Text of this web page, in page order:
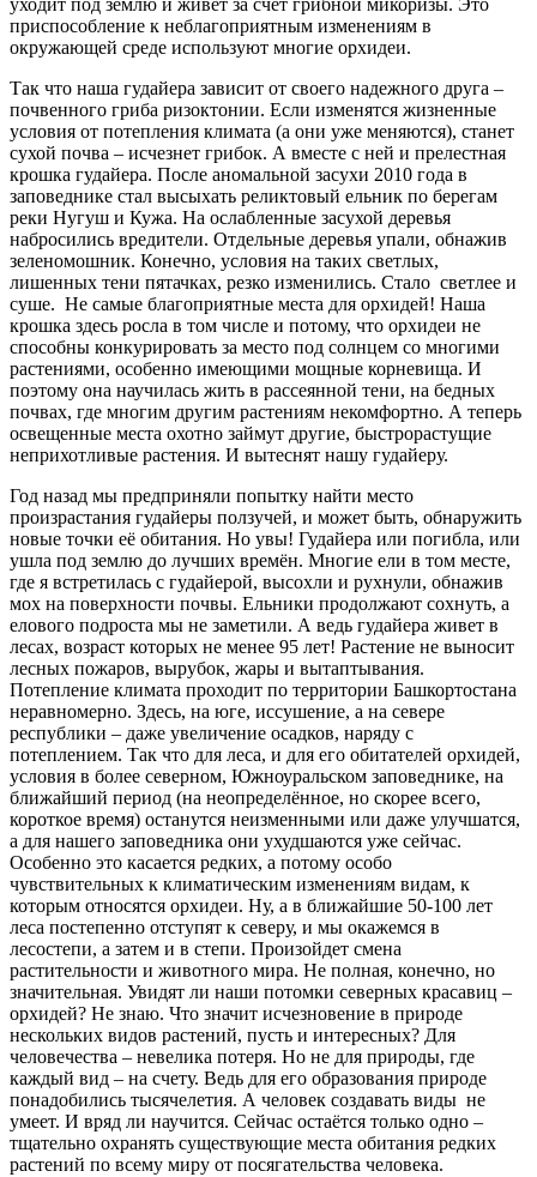
уходит под землю и живет за счёт грибной микоризы. Это
приспособление к неблагоприятным изменениям в
окружающей среде используют многие орхидеи.
Так что наша гудайера зависит от своего надежного друга –
почвенного гриба ризоктонии. Если изменятся жизненные
условия от потепления климата (а они уже меняются), станет
сухой почва – исчезнет грибок. А вместе с ней и прелестная
крошка гудайера. После аномальной засухи 2010 года в
заповеднике стал высыхать реликтовый ельник по берегам
реки Нугуш и Кужа. На ослабленные засухой деревья
набросились вредители. Отдельные деревья упали, обнажив
зеленомошник. Конечно, условия на таких светлых,
лишенных тени пятачках, резко изменились. Стало светлее и
суше. Не самые благоприятные места для орхидей! Наша
крошка здесь росла в том числе и потому, что орхидеи не
способны конкурировать за место под солнцем со многими
растениями, особенно имеющими мощные корневища. И
поэтому она научилась жить в рассеянной тени, на бедных
почвах, где многим другим растениям некомфортно. А теперь
освещенные места охотно займут другие, быстрорастущие
неприхотливые растения. И вытеснят нашу гудайеру.
Год назад мы предприняли попытку найти место
произрастания гудайеры ползучей, и может быть, обнаружить
новые точки её обитания. Но увы! Гудайера или погибла, или
ушла под землю до лучших времён. Многие ели в том месте,
где я встретилась с гудайерой, высохли и рухнули, обнажив
мох на поверхности почвы. Ельники продолжают сохнуть, а
елового подроста мы не заметили. А ведь гудайера живет в
лесах, возраст которых не менее 95 лет! Растение не выносит
лесных пожаров, вырубок, жары и вытаптывания.
Потепление климата проходит по территории Башкортостана
неравномерно. Здесь, на юге, иссушение, а на севере
республики – даже увеличение осадков, наряду с
потеплением. Так что для леса, и для его обитателей орхидей,
условия в более северном, Южноуральском заповеднике, на
ближайший период (на неопределённое, но скорее всего,
короткое время) останутся неизменными или даже улучшатся,
а для нашего заповедника они ухудшаются уже сейчас.
Особенно это касается редких, а потому особо
чувствительных к климатическим изменениям видам, к
которым относятся орхидеи. Ну, а в ближайшие 50-100 лет
леса постепенно отступят к северу, и мы окажемся в
лесостепи, а затем и в степи. Произойдет смена
растительности и животного мира. Не полная, конечно, но
значительная. Увидят ли наши потомки северных красавиц –
орхидей? Не знаю. Что значит исчезновение в природе
нескольких видов растений, пусть и интересных? Для
человечества – невелика потеря. Но не для природы, где
каждый вид – на счету. Ведь для его образования природе
понадобились тысячелетия. А человек создавать виды не
умеет. И вряд ли научится. Сейчас остаётся только одно –
тщательно охранять существующие места обитания редких
растений по всему миру от посягательства человека.